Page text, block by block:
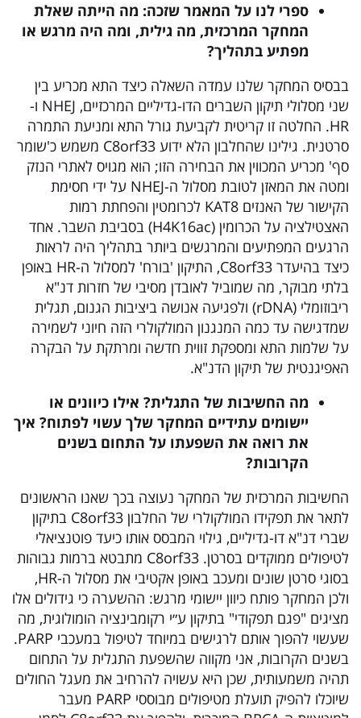
ספרי לנו על המאמר שזכה: מה הייתה שאלת
המחקר המרכזית, מה גילית, ומה היה מרגש או
מפתיע בתהליך?
בבסיס המחקר שלנו עמדה השאלה כיצד התא מכריע בין
שני מסלולי תיקון השברים הדו-גדיליים המרכזיים, NHEJ ו-
HR. החלטה זו קריטית לקביעת גורל התא ומניעת התמרה
סרטנית. גילינו שהחלבון הלא ידוע C8orf33 משמש כ'שומר
סף' מכריע המכווין את הבחירה הזו; הוא מגויס לאתרי הנזק
ומטה את המאזן לטובת מסלול ה-NHEJ על ידי חסימת
הקישור של האנזים KAT8 לכרומטין והפחתת רמות
האצטילציה על הכרומין (H4K16ac) בסביבת השבר. אחד
הרגעים המפתיעים והמרגשים ביותר בתהליך היה לראות
כיצד בהיעדר C8orf33, התיקון 'בורח' למסלול ה-HR באופן
בלתי מבוקר, מה שמוביל לאובדן מסיבי של חזרות דנ"א
ריבוזומלי (rDNA) ולפגיעה אנושה ביציבות הגנום, תגלית
שמדגישה עד כמה המנגנון המולקולרי הזה חיוני לשמירה
על שלמות התא ומספקת זווית חדשה ומרתקת על הבקרה
האפיגנטית של תיקון הדנ"א.
מה החשיבות של התגלית? אילו כיוונים או
יישומים עתידיים המחקר שלך עשוי לפתוח? איך
את רואה את השפעתו על התחום בשנים
הקרובות?
החשיבות המרכזית של המחקר נעוצה בכך שאנו הראשונים
לתאר את תפקידו המולקולרי של החלבון C8orf33 בתיקון
שברי דנ"א דו-גדיליים, גילוי המבסס אותו כיעד פוטנציאלי
לטיפולים ממוקדים בסרטן. C8orf33 מתבטא ברמות גבוהות
בסוגי סרטן שונים ומעכב באופן אקטיבי את מסלול ה-HR,
ולכן המחקר פותח כיוון יישומי מרגש: ההשערה כי גידולים אלו
מציגים "פגם תפקודי" בתיקון ע״י רקומבינציה הומולוגית, מה
שעשוי להפוך אותם לרגישים במיוחד לטיפול במעכבי PARP.
בשנים הקרובות, אני מקווה שהשפעת התגלית על התחום
תהיה משמעותית, שכן היא עשויה להרחיב את מעגל החולים
שיוכלו להפיק תועלת מטיפולים מבוססי PARP מעבר